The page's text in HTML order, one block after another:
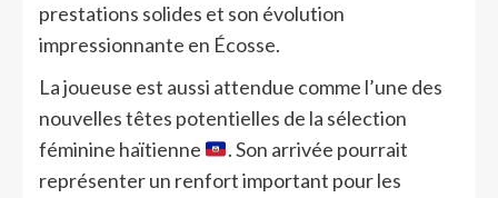
prestations solides et son évolution
impressionnante en Écosse.
La joueuse est aussi attendue comme l’une des
nouvelles têtes potentielles de la sélection
féminine haïtienne
. Son arrivée pourrait
représenter un renfort important pour les